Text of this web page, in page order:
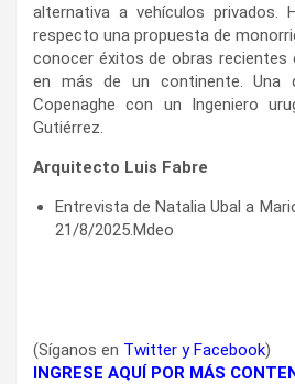
alternativa a vehículos privados.
respecto una propuesta de
conocer éxitos de obras recientes
en más de un continente. Una
Copenaghe con un Ingeniero
Gutiérrez.
Arquitecto Luis Fabre
Entrevista de Natalia Ubal a
21/8/2025.Mdeo
(Síganos en Twitter yFacebook)
INGRESE AQUÍ POR MÁS